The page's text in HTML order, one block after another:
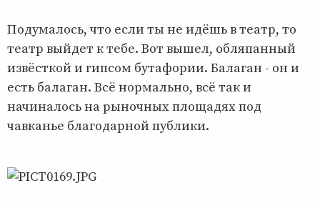
Подумалось, что если ты не идёшь в театр, то
театр выйдет к тебе. Вот вышел, обляпанный
извёсткой и гипсом бутафории. Балаган - он и
есть балаган. Всё нормально, всё так и
начиналось на рыночных площадях под
чавканье благодарной публики.